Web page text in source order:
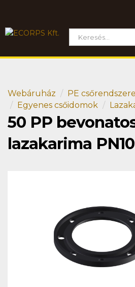
Webáruház
PE
Egyenes csőidomok
50 PP
lazakarima